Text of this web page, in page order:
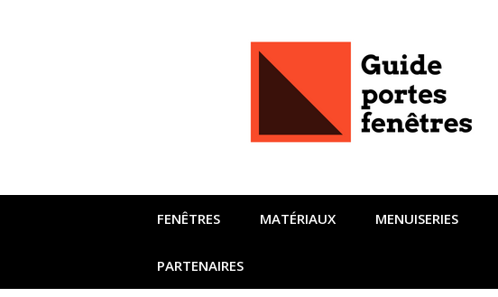
FENÊTRES MATÉRIAUX MENUISERIES
PARTENAIRES